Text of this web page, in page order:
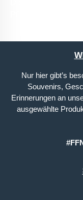
Nur hier gibt’s
Souvenirs,
Erinnerungen an
ausgewählte